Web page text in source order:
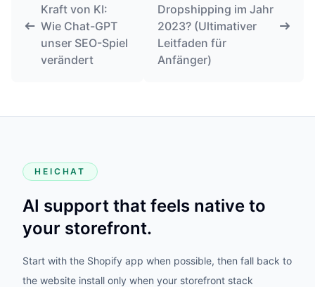
Kraft von KI:
Wie Chat-GPT
unser SEO-Spiel
verändert
Dropshipping im Jahr
2023? (Ultimativer
Leitfaden für
Anfänger)
HEICHAT
AI support that feels native to
your storefront.
Start with the Shopify app when possible, then fall back to
the website install only when your storefront stack